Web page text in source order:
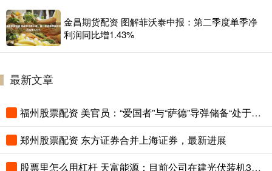
金昌期货配资 图解菲沃泰中报：第二季度单季净
利润同比增1.43%
最新文章
福州股票配资 美官员：“爱国者”与“萨德”导弹储备“处于极低水平”
郑州股票配资 东方证券合并上海证券，最新进展
股票里怎么用杠杆 天富能源：目前公司在建光伏装机300兆瓦